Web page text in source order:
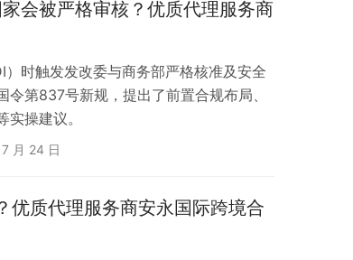
会被严格审核？优质代理服务商
时触发发改委与商务部严格核准及安全
第837号新规，提出了前置合规布局、
操建议。
月 24 日
优质代理服务商安永国际跨境合